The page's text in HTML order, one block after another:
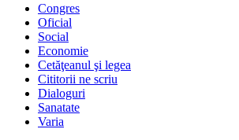
Congres
Oficial
Social
Economie
Cetăţeanul şi legea
Cititorii ne scriu
Dialoguri
Sanatate
Varia